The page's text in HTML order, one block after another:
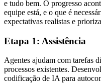
e tudo bem. O progresso
equipe está, e o que é
expectativas realistas e
Etapa 1: Assistência
Agentes ajudam com tarefas
processos existentes.
codificação de IA para